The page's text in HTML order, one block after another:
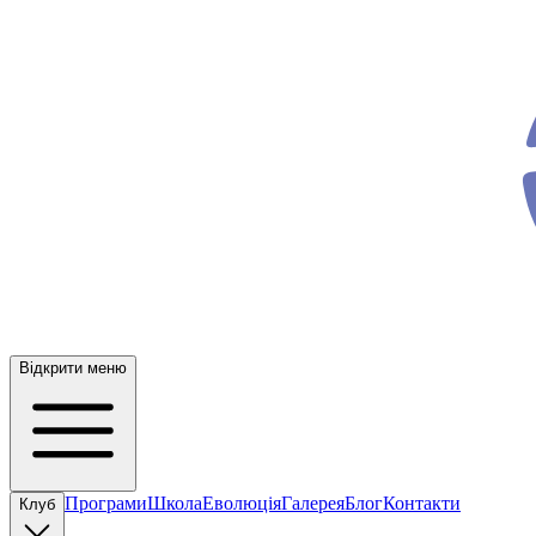
Відкрити меню
Клуб ПрограмиШколаЕволюціяГалереяБлогКонтакти